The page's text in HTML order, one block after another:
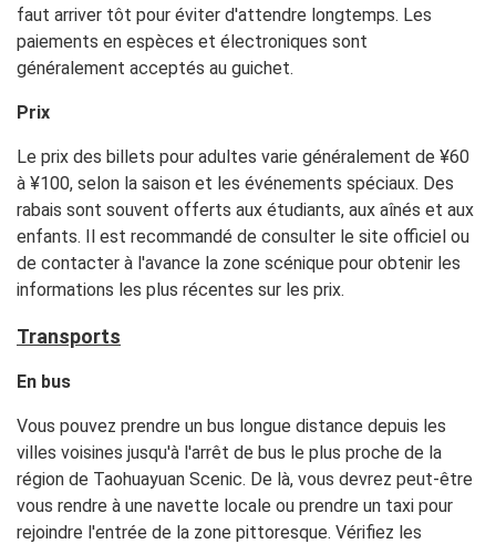
faut arriver tôt pour éviter d'attendre longtemps. Les
paiements en espèces et électroniques sont
généralement acceptés au guichet.
Prix
Le prix des billets pour adultes varie généralement de ¥60
à ¥100, selon la saison et les événements spéciaux. Des
rabais sont souvent offerts aux étudiants, aux aînés et aux
enfants. Il est recommandé de consulter le site officiel ou
de contacter à l'avance la zone scénique pour obtenir les
informations les plus récentes sur les prix.
Transports
En bus
Vous pouvez prendre un bus longue distance depuis les
villes voisines jusqu'à l'arrêt de bus le plus proche de la
région de Taohuayuan Scenic. De là, vous devrez peut-être
vous rendre à une navette locale ou prendre un taxi pour
rejoindre l'entrée de la zone pittoresque. Vérifiez les